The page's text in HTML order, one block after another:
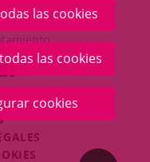
las cookies
las cookies
cookies
aplicación
externa.
ENLACE
A
UNA
EXTERNA.